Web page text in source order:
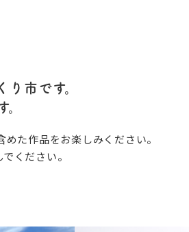
市です。
た作品をお楽しみください。
ください。